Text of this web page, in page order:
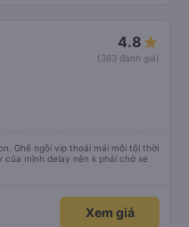
4.8
(383 đánh giá)
Ghế ngồi vip thoải mái mỗi tội thời
mình delay nên k phải chờ xe
Xem giá